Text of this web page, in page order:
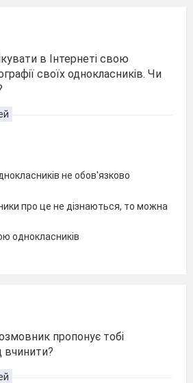
в Інтернеті свою
своїх однокласників. Чи
не обов'язково
про це не дізнаються, то можна
однокласників
пропонує тобі
вчинити?